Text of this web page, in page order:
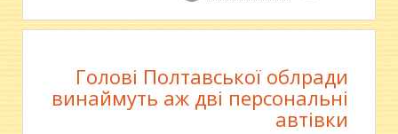
Голові Полтавської облради
винаймуть аж дві персональні
автівки